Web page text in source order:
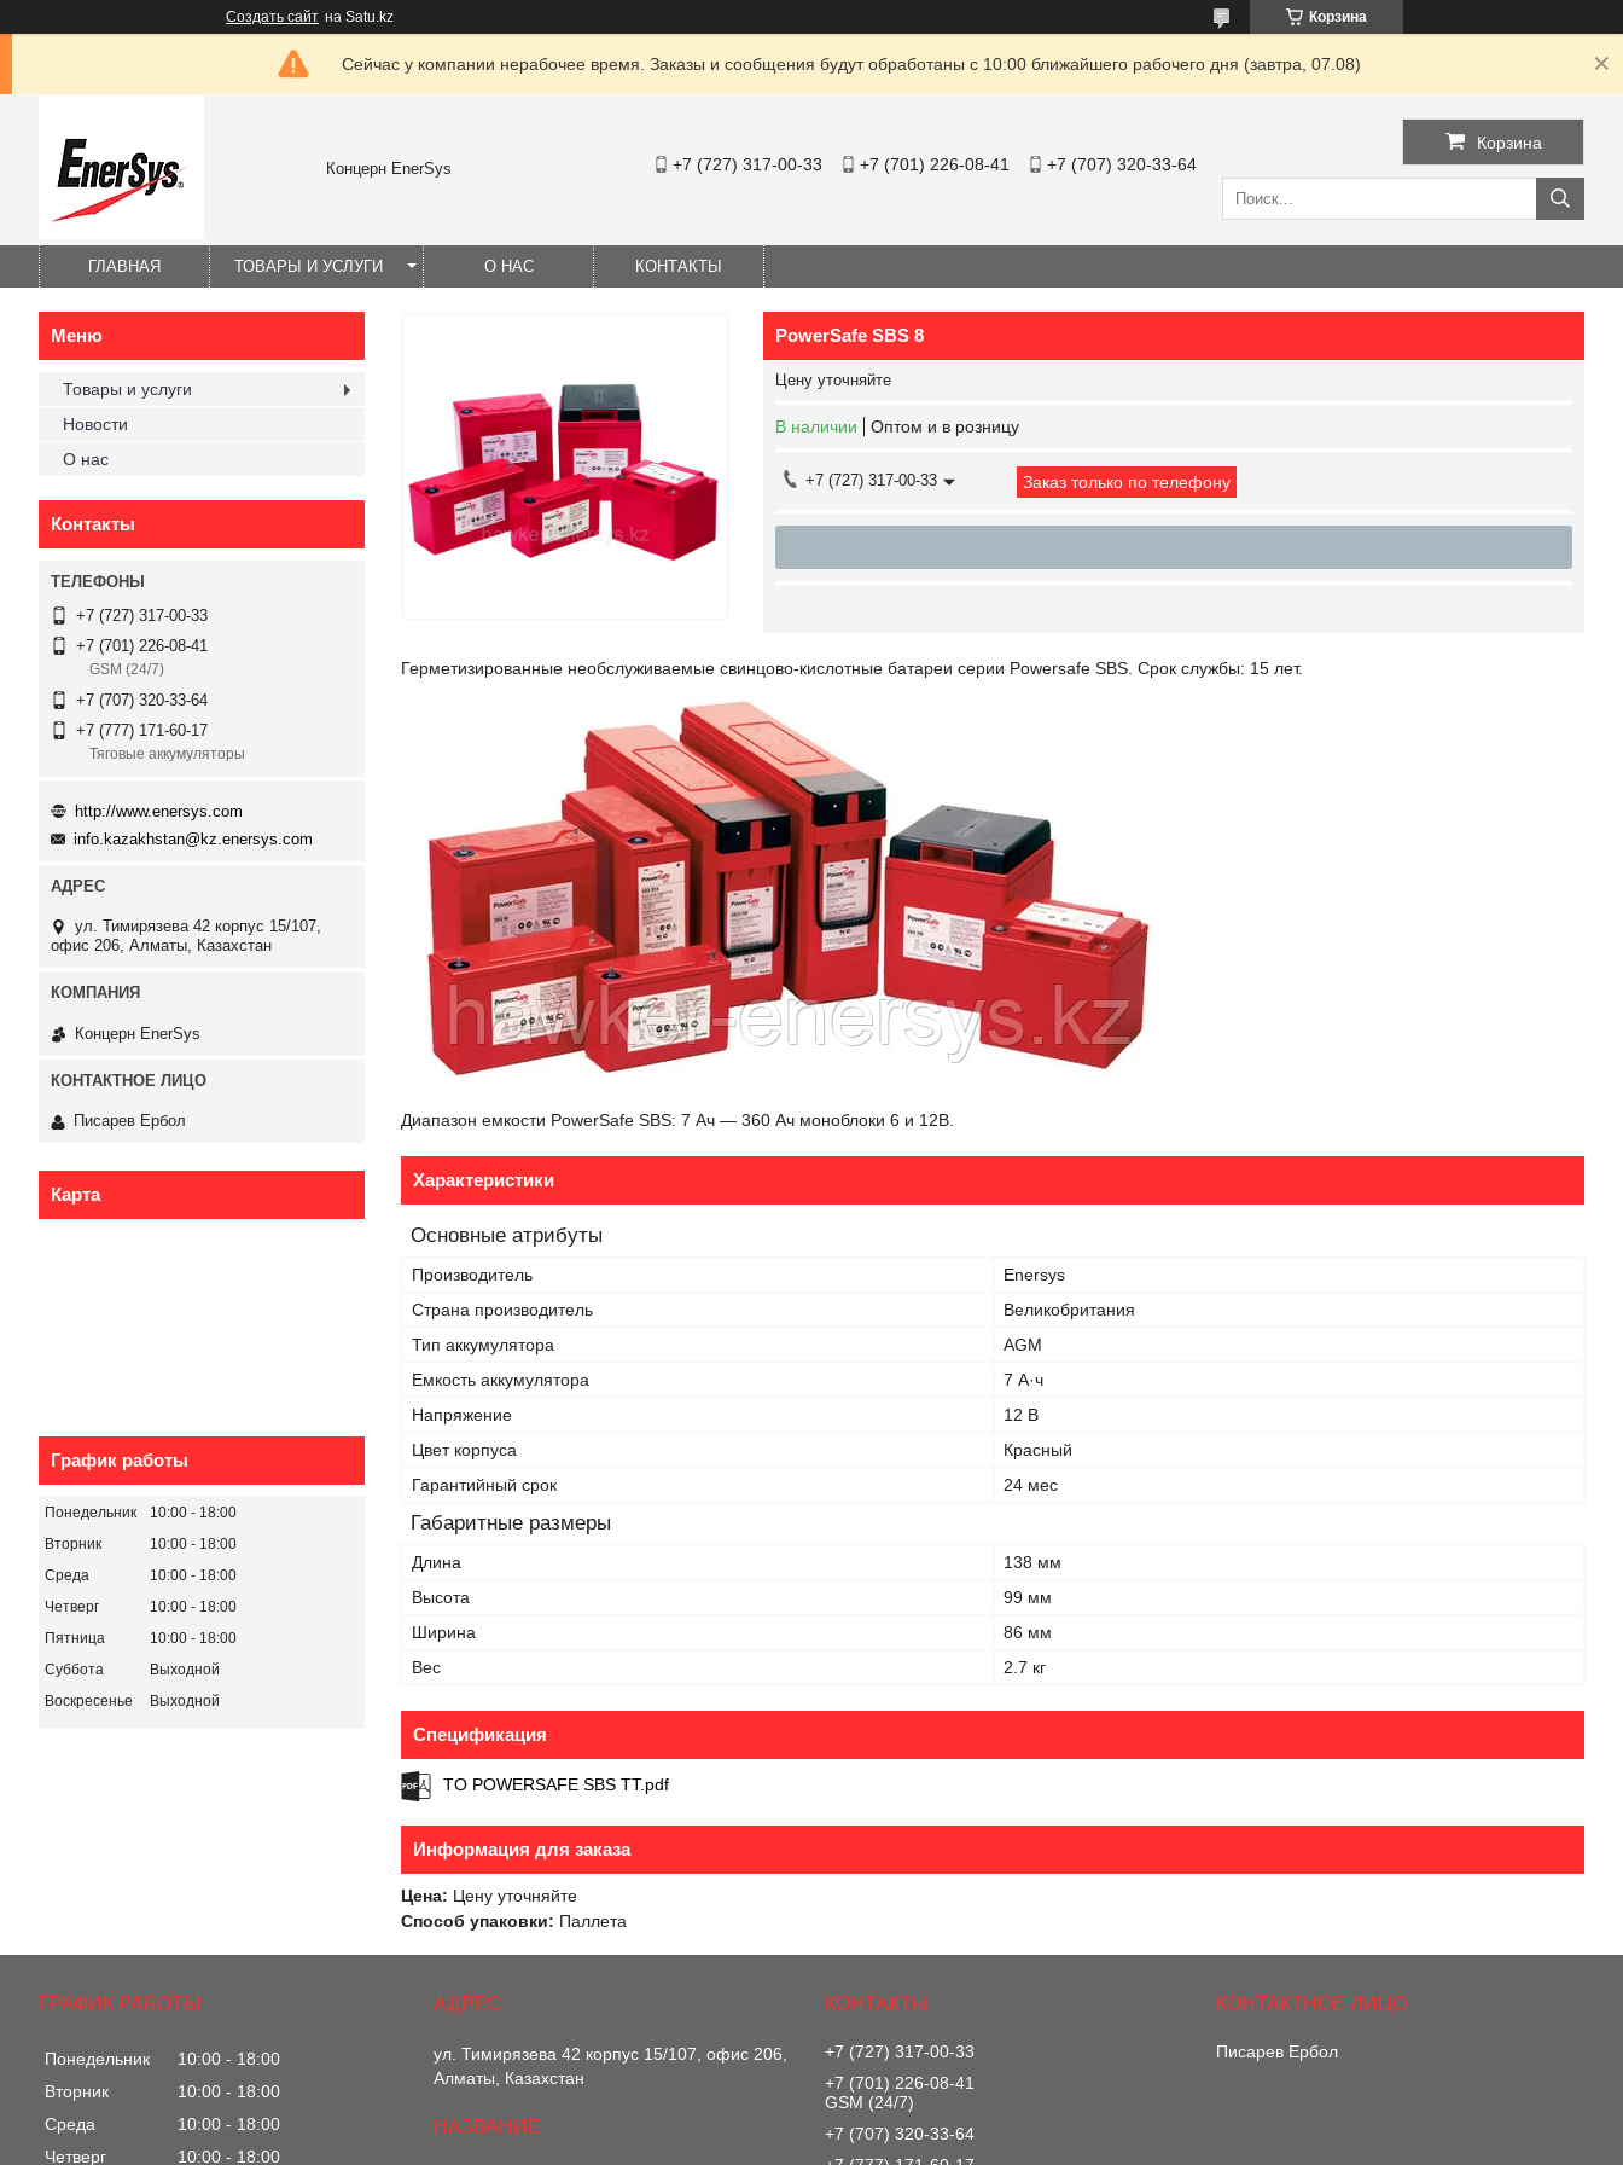
Создать сайт на Satu.kz Корзина
Сейчас у компании нерабочее время. Заказы и сообщения будут обработаны с 10:00 ближайшего рабочего дня (завтра, 07.08)
Концерн EnerSys +7 (727) 317-00-33 +7 (701) 226-08-41 +7 (707) 320-33-64
Корзина
ГЛАВНАЯ ТОВАРЫ И УСЛУГИ О НАС КОНТАКТЫ
PowerSafe SBS 8
Цену уточняйте
В наличии Оптом и в розницу
+7 (727) 317-00-33 Заказ только по телефону
Герметизированные необслуживаемые свинцово-кислотные батареи серии Powersafe SBS. Срок службы: 15 лет.
Диапазон емкости PowerSafe SBS: 7 Ач ― 360 Ач моноблоки 6 и 12В.
Характеристики
Основные атрибуты
Производитель
Enersys
Страна производитель
Великобритания
Тип аккумулятора
AGM
Емкость аккумулятора
7 А·ч
Напряжение
12 В
Цвет корпуса
Красный
Гарантийный срок
24 мес
Габаритные размеры
Длина
138 мм
Высота
99 мм
Ширина
86 мм
Вес
2.7 кг
Спецификация
TO POWERSAFE SBS TT.pdf
Информация для заказа
Цена: Цену уточняйте
Способ упаковки: Паллета
Товары и услуги
Новости
О нас
Контакты
+7 (727) 317-00-33
+7 (701) 226-08-41
GSM (24/7)
+7 (707) 320-33-64
+7 (777) 171-60-17
Тяговые аккумуляторы
http://www.enersys.com
info.kazakhstan@kz.enersys.com
ул. Тимирязева 42 корпус 15/107,
офис 206, Алматы, Казахстан
Концерн EnerSys
Писарев Ербол
Карта
График работы
Понедельник 10:00
18:00
Вторник
10:00
18:00
Среда
10:00
18:00
Четверг
10:00
18:00
Пятница
10:00
18:00
Суббота
Выходной
Воскресенье
Выходной
ГРАФИК РАБОТЫ
Понедельник 10:00
18:00
Вторник
10:00
18:00
Среда
10:00
18:00
Четверг
10:00 18:00
ул. Тимирязева 42 корпус 15/107, офис 206,
Алматы, Казахстан
+7 (727) 317-00-33
+7 (701) 226-08-41
GSM (24/7)
+7 (707) 320-33-64
Писарев Ербол